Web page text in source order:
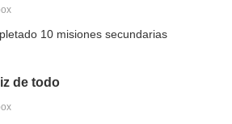
10 misiones secundarias
de todo